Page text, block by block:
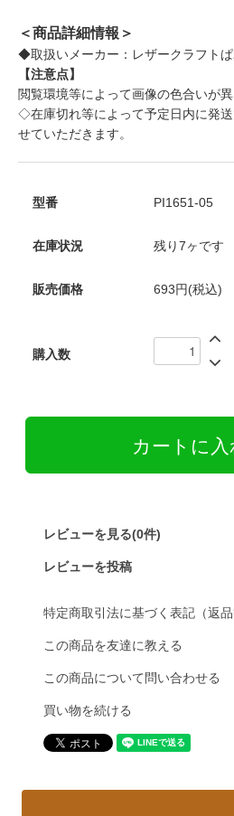
＜商品詳細情報＞
◆取扱いメーカー：レザークラフトぱ
【注意点】
閲覧環境等によって画像の色合いが異
◇在庫切れ等によって予定日内に発
せていただきます。
型番 PI1651-05
在庫状況 残り7ヶです
販売価格 693円(税込)
購入数
レビューを見る(0件)
レビューを投稿
特定商取引法に基づく表記（返品
この商品を友達に教える
この商品について問い合わせる
買い物を続ける